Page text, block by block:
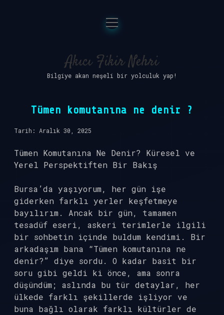
Anasayfa
Gizlilik Politikası
Yasal Uyarı
menüyü
aç
Akıcı Fikir Nehri
Bilgiye akan neşeli bir yolculuk yap!
Tümen komutanına ne denir ?
Tarih: Aralık 30, 2025
Tümen Komutanına Ne Denir? Küresel ve
Yerel Perspektiften Bir Bakış
Bursa’da yaşıyorum, her gün işe
giderken farklı yerler keşfetmeye
bayılırım. Ancak bir gün, tamamen
tesadüf eseri, askeri terimlerle ilgili
bir sohbetin içinde buldum kendimi. Bir
arkadaşım bana “Tümen komutanına ne
denir?” diye sordu. O kadar basit bir
soru gibi geldi ki önce, ama sonra
düşündüm; aslında bu tür detaylar, her
ülkede farklı şekillerde işliyor ve
buna bağlı olarak farklı kültürler de